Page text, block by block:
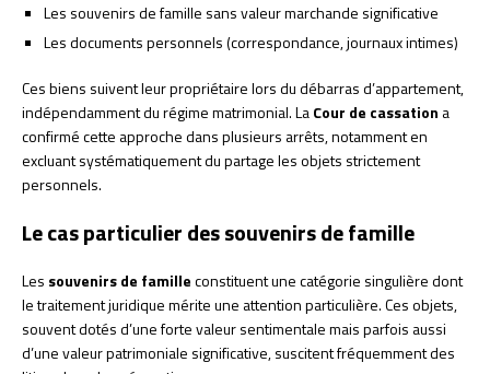
Les souvenirs de famille sans valeur marchande significative
Les documents personnels (correspondance, journaux intimes)
Ces biens suivent leur propriétaire lors du débarras d’appartement,
indépendamment du régime matrimonial. LaCour de cassation a
confirmé cette approche dans plusieurs arrêts, notamment en
excluant systématiquement du partage les objets strictement
personnels.
Le cas particulier des souvenirs de famille
Les souvenirs de familleconstituent une catégorie singulière dont
le traitement juridique mérite une attention particulière. Ces objets,
souvent dotés d’une forte valeur sentimentale mais parfois aussi
d’une valeur patrimoniale significative, suscitent fréquemment des